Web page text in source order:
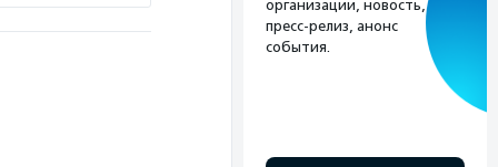
организации, новость,
пресс-релиз, анонс
события.